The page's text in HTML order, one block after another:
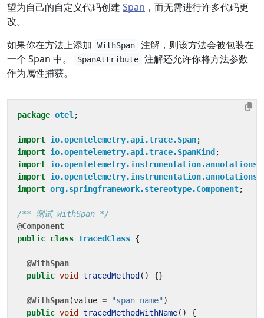
望为自己的自定义代码创建 Span ，而无需进行许多代码更
改。
如果你在方法上添加
WithSpan
注解，则该方法会被包装在
一个 Span 中。
SpanAttribute
注解还允许你将方法参数
作为属性捕获。
package otel ;
import io.opentelemetry.api.trace.Span;
import io.opentelemetry.api.trace.SpanKind ;
import
import
import org.springframework.stereotype.Component;
/** 测试 WithSpan */
@Component
public class TracedClass {
@WithSpan
public void tracedMethod () {}
@WithSpan(value = "span name" )
public void tracedMethodWithName()
{